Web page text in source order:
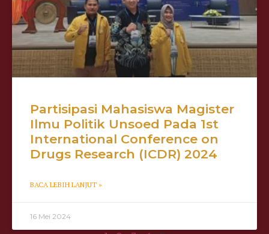
Partisipasi Mahasiswa Magister
Ilmu Politik Unsoed Pada 1st
International Conference on
Drugs Research (ICDR) 2024
BACA LEBIH LANJUT »
16 Mei 2024